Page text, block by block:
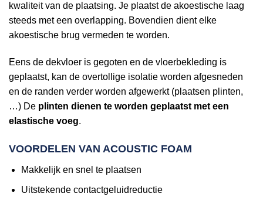
kwaliteit van de plaatsing. Je plaatst de akoestische laag
steeds met een overlapping. Bovendien dient elke
akoestische brug vermeden te worden.
Eens de dekvloer is gegoten en de vloerbekleding is
geplaatst, kan de overtollige isolatie worden afgesneden
en de randen verder worden afgewerkt (plaatsen plinten,
…) De plinten dienen te worden geplaatst met een
elastische voeg.
VOORDELEN VAN ACOUSTIC FOAM
Makkelijk en snel te plaatsen
Uitstekende contactgeluidreductie